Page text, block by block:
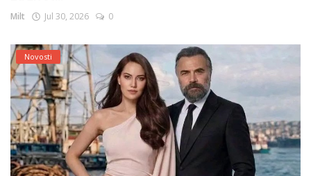
Milt Jul 30, 2026 0
Novosti